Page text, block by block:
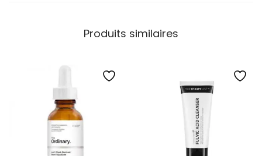
Produits similaires